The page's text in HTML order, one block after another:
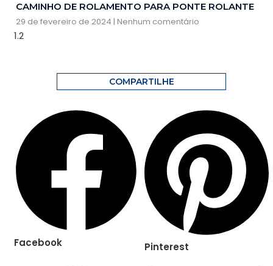
CAMINHO DE ROLAMENTO PARA PONTE ROLANTE
29 de fevereiro de 2024 Nenhum comentário
COMPARTILHE
Facebook Pinterest